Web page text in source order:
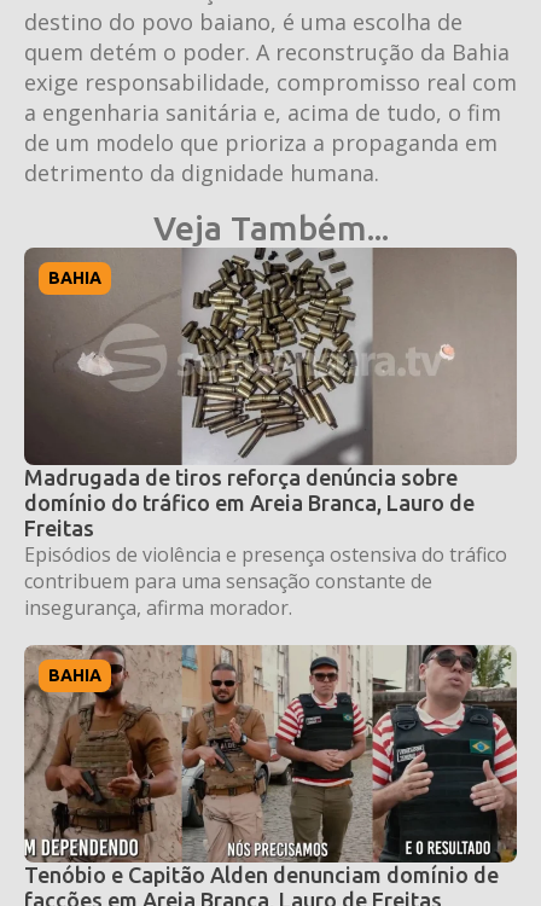
destino do povo baiano, é uma escolha de
quem detém o poder. A reconstrução da Bahia
exige responsabilidade, compromisso real com
a engenharia sanitária e, acima de tudo, o fim
de um modelo que prioriza a propaganda em
detrimento da dignidade humana.
Veja Também...
BAHIA
Madrugada de tiros reforça denúncia sobre
domínio do tráfico em Areia Branca, Lauro de
Freitas
Episódios de violência e presença ostensiva do tráfico
contribuem para uma sensação constante de
insegurança, afirma morador.
BAHIA
Tenóbio e Capitão Alden denunciam domínio de
facções em Areia Branca, Lauro de Freitas